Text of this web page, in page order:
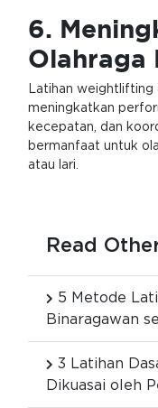
6.
Olahraga
Latihan
meningkatkan
kecepatan, dan
bermanfaat untuk
atau lari.
Read
5 Metode
Binaragawan
3 Latihan
Dikuasai oleh